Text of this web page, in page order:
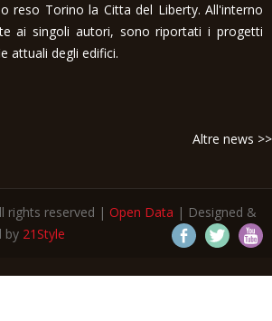
reso Torino la Citta del Liberty. All'interno
ai singoli autori, sono riportati i progetti
attuali degli edifici.
Altre news >>
rights reserved | Open Data | Designed &
by 21Style